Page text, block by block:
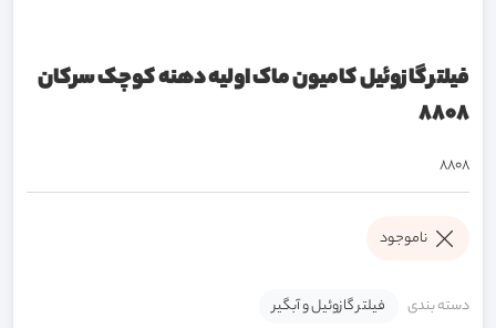
فیلتر گازوئیل کامیون ماک اولیه دهنه کوچک سرکان
8808
8808
ناموجود
دسته بندی فیلتر گازوئیل و آبگیر